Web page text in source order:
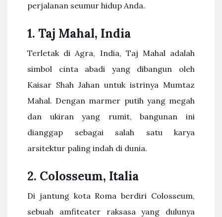
perjalanan seumur hidup Anda.
1. Taj Mahal, India
Terletak di Agra, India, Taj Mahal adalah
simbol cinta abadi yang dibangun oleh
Kaisar Shah Jahan untuk istrinya Mumtaz
Mahal. Dengan marmer putih yang megah
dan ukiran yang rumit, bangunan ini
dianggap sebagai salah satu karya
arsitektur paling indah di dunia.
2. Colosseum, Italia
Di jantung kota Roma berdiri Colosseum,
sebuah amfiteater raksasa yang dulunya